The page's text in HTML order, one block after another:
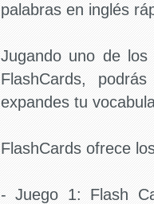
palabras en inglés
Jugando uno de
FlashCards,
expandes tu
FlashCards ofrece
- Juego 1: Flash